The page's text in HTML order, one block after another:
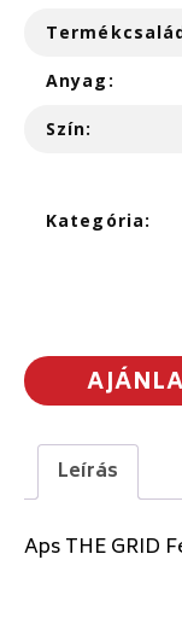
Anyag:
Szín:
Kategória:
Leírás
Aps THE GRID